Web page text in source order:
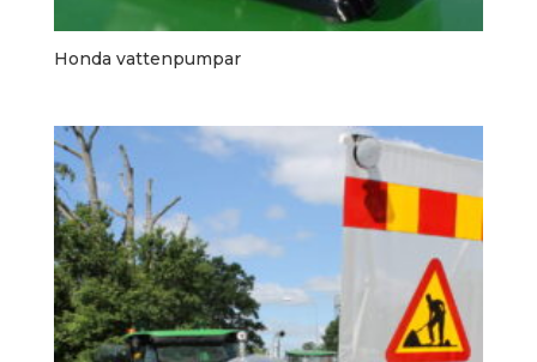
Honda vattenpumpar